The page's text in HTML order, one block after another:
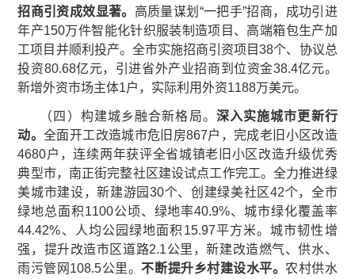
招商引资成效显著。 高质量谋划“一把手”招商，成功引进
年产150万件智能化针织服装制造项目、高端箱包生产加
工项目并顺利投产。全市实施招商引资项目38个、协议总
投资80.68亿元，引进省外产业招商到位资金38.4亿元。
新增外资市场主体1户，实际利用外资1188万美元。
（四）构建城乡融合新格局。 深入实施城市更新行
动。全面开工改造城市危旧房867户，完成老旧小区改造
4680户，连续两年获评全省城镇老旧小区改造升级优秀
典型市，南正街完整社区建设试点工作完工。全力推进绿
美城市建设，新建游园30个、创建绿美社区42个，全市
绿地总面积1100公顷、绿地率40.9%、城市绿化覆盖率
44.42%、人均公园绿地面积15.97平方米。城市韧性增
强，提升改造市区道路2.1公里，新建改造燃气、供水、
雨污管网108.5公里。不断提升乡村建设水平。农村供水